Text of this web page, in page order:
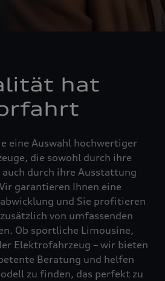
hat
eine Auswahl hochwertiger
die sowohl durch ihre
durch ihre Ausstattung
garantieren Ihnen eine
und Sie profitieren
von umfassenden
Ob sportliche Limousine,
Elektrofahrzeug – wir bieten
Beratung und helfen
zu finden, das perfekt zu